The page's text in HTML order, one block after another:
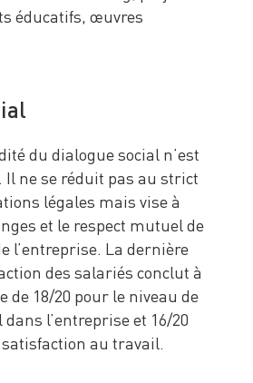
éducatifs, œuvres
du dialogue social n’est
Il ne se réduit pas au strict
légales mais vise à
et le respect mutuel de
l’entreprise. La dernière
des salariés conclut à
de 18/20 pour le niveau de
l’entreprise et 16/20
au travail.